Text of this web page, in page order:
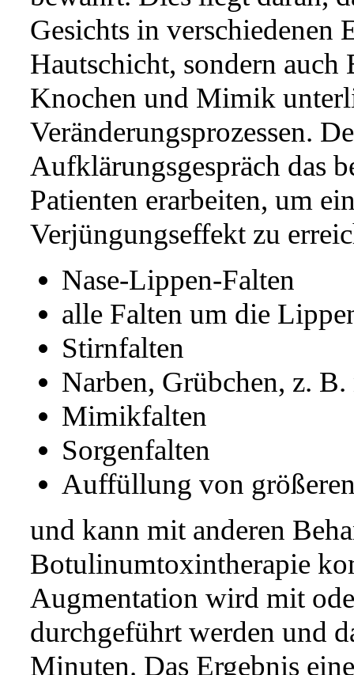
Gesichts in verschiedenen
Hautschicht, sondern
Knochen und Mimik
Veränderungsprozessen.
Aufklärungsgespräch das
Patienten erarbeiten, um
Verjüngungseffekt zu
Nase-Lippen-Falten
alle Falten um die
Stirnfalten
Narben, Grübchen, z.
Mimikfalten
Sorgenfalten
Auffüllung von
und kann mit anderen
Botulinumtoxintherapie
Augmentation wird mit
durchgeführt werden und
Minuten. Das Ergebnis